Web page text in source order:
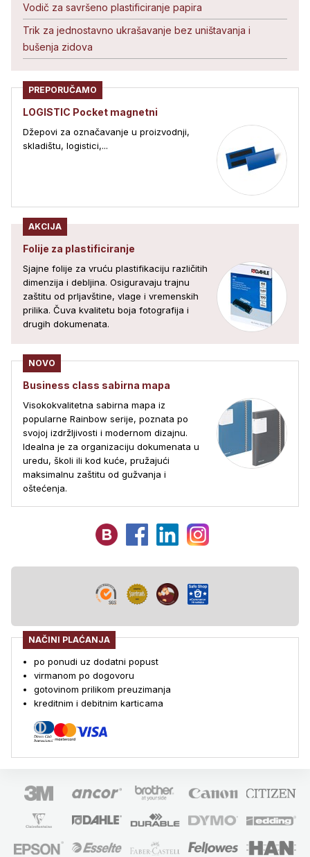
Vodič za savršeno plastificiranje papira
Trik za jednostavno ukrašavanje bez uništavanja i
bušenja zidova
PREPORUČAMO
LOGISTIC Pocket magnetni
Džepovi za označavanje u proizvodnji,
skladištu, logistici,...
AKCIJA
Folije za plastificiranje
Sjajne folije za vruću plastifikaciju različitih
dimenzija i debljina. Osiguravaju trajnu
zaštitu od prljavštine, vlage i vremenskih
prilika. Čuva kvalitetu boja fotografija i
drugih dokumenata.
NOVO
Business class sabirna mapa
Visokokvalitetna sabirna mapa iz
popularne Rainbow serije, poznata po
svojoj izdržljivosti i modernom dizajnu.
Idealna je za organizaciju dokumenata u
uredu, školi ili kod kuće, pružajući
maksimalnu zaštitu od gužvanja i
oštećenja.
NAČINI PLAĆANJA
po ponudi uz dodatni popust
virmanom po dogovoru
gotovinom prilikom preuzimanja
kreditnim i debitnim karticama